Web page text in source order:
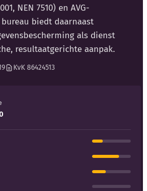
NEN 7510) en AVG-
biedt daarnaast
als dienst
resultaatgerichte aanpak.
KvK 86424513